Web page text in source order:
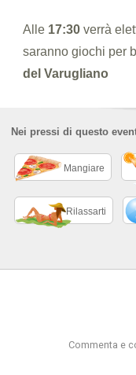
Alle 17:30 verrà
saranno giochi per
del Varugliano
Nei pressi di questo
Mangiare
Rilassarti
Commenta e